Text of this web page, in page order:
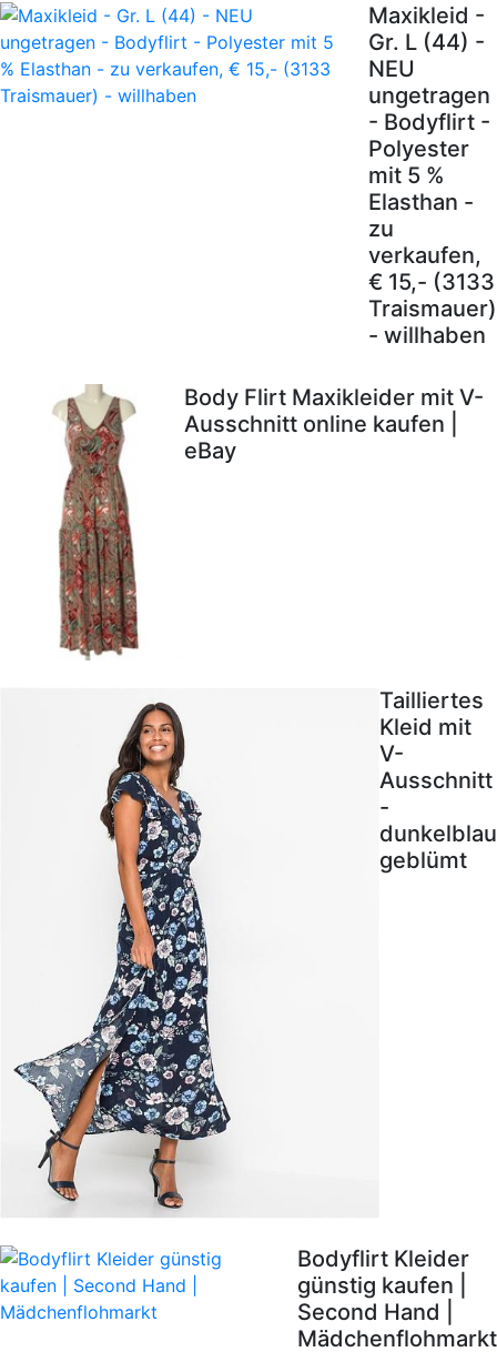
Maxikleid -
Gr. L (44) -
NEU
ungetragen
- Bodyflirt -
Polyester
mit 5 %
Elasthan -
zu
verkaufen,
€ 15,- (3133
Traismauer)
- willhaben
Body Flirt Maxikleider mit V-
Ausschnitt online kaufen |
eBay
Tailliertes
Kleid mit
V-
Ausschnitt
-
dunkelblau
geblümt
Bodyflirt Kleider
günstig kaufen |
Second Hand |
Mädchenflohmarkt